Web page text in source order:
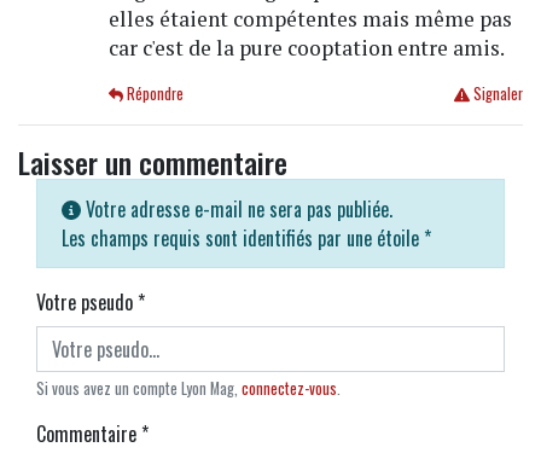
elles étaient compétentes mais même pas
car c'est de la pure cooptation entre amis.
Signaler
Répondre
Laisser un commentaire
Votre adresse e-mail ne sera pas publiée.
Les champs requis sont identifiés par une étoile *
Votre pseudo*
Si vous avez un compte Lyon Mag, connectez-vous.
Commentaire*